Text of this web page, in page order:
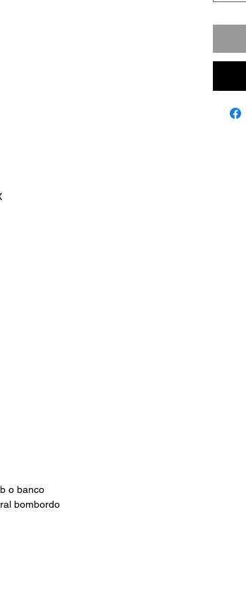
o banco
bombordo